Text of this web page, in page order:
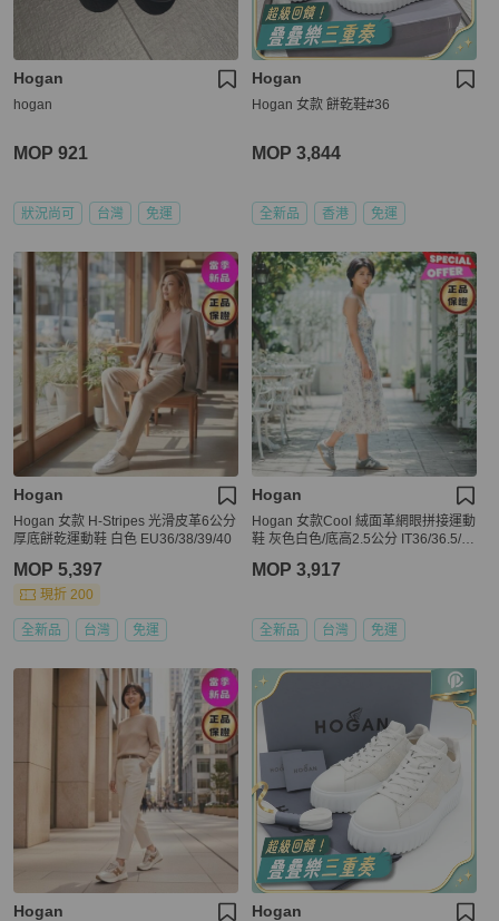
Hogan
hogan
MOP 921
狀況尚可 台灣 免運
Hogan
Hogan 女款 餅乾鞋#36
MOP 3,844
全新品 香港 免運
Hogan
Hogan 女款 H-Stripes 光滑皮革6公分
厚底餅乾運動鞋 白色 EU36/38/39/40
MOP 5,397
現折 200
全新品 台灣 免運
Hogan
Hogan 女款Cool 絨面革網眼拼接運動
鞋 灰色白色/底高2.5公分 IT36/36.5/3
MOP 3,917
全新品 台灣 免運
Hogan Hogan